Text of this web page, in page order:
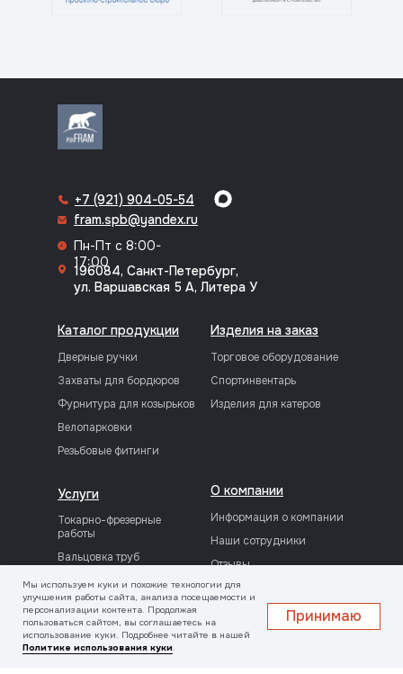
О компании
Каталог продукции
Информация о компании
Наши сотрудники
Дверные ручки
Отзывы
Захваты для бордюров
Лицензии
Фурнитура для козырьков
Велопарковки
Резьбовые фитинги
Изделия на заказ
Торговое оборудование
Спортинвентарь
Изделия для катеров
Услуги
Токарно-фрезерные
работы
Вальцовка труб
Шлифовка и полировка
Порошковая покраска
Сварочные работы
+7 (921) 904-05-54
Вакансии
fram.spb@yandex.ru
Пн-Пт с 8:00-
17:00
196084, Санкт-Петербург,
ул. Варшавская 5 А, Литера У
Мы используем куки и похожие технологии для
улучшения работы сайта, анализа посещаемости и
персонализации контента. Продолжая
пользоваться сайтом, вы соглашаетесь на
использование куки. Подробнее читайте в нашей
Политике использования куки.
Принимаю